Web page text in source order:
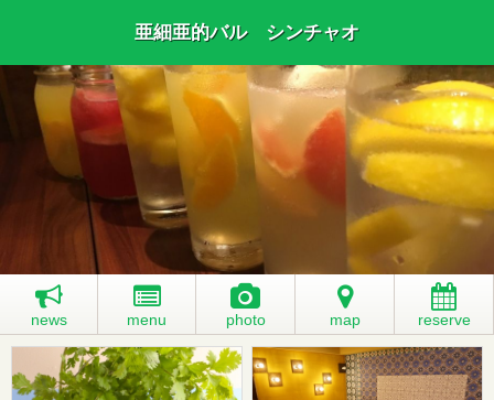
亜細亜的バル シンチャオ
news menu photo map reserve